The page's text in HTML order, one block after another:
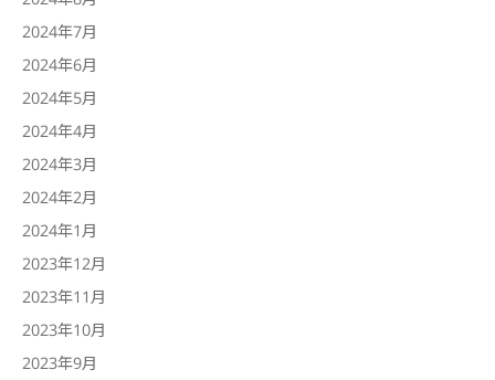
2024年7月
2024年6月
2024年5月
2024年4月
2024年3月
2024年2月
2024年1月
2023年12月
2023年11月
2023年10月
2023年9月